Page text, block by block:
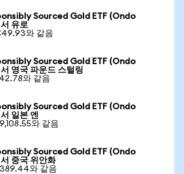
Sourced Gold ETF (Ondo
유로
와 같음
Sourced Gold ETF (Ondo
영국 파운드 스털링
와 같음
Sourced Gold ETF (Ondo
일본 엔
와 같음
Sourced Gold ETF (Ondo
중국 위안화
와 같음